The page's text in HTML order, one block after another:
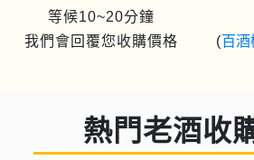
等候10~20分鐘
我們會回覆您收購價格
(百酒
熱門老酒收